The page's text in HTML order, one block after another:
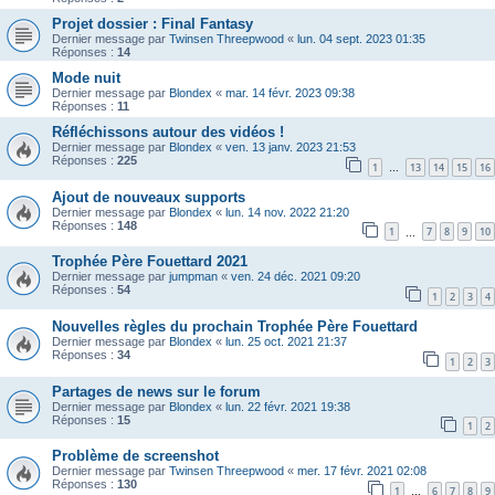
Projet dossier : Final Fantasy
Dernier message par Twinsen Threepwood « lun. 04 sept. 2023 01:35
Réponses : 14
Mode nuit
Dernier message par Blondex « mar. 14 févr. 2023 09:38
Réponses : 11
Réfléchissons autour des vidéos !
Dernier message par Blondex « ven. 13 janv. 2023 21:53
Réponses : 225 1 … 13 14 15 16
Ajout de nouveaux supports
Dernier message par Blondex « lun. 14 nov. 2022 21:20
Réponses : 148 1 7 8 9 10
Trophée Père Fouettard 2021
Dernier message par jumpman « ven. 24 déc. 2021 09:20
Réponses : 54 1 2 3 4
Nouvelles règles du prochain Trophée Père Fouettard
Dernier message par Blondex « lun. 25 oct. 2021 21:37
Réponses : 34 1 2 3
Partages de news sur le forum
Dernier message par Blondex « lun. 22 févr. 2021 19:38
Réponses : 15 1 2
Problème de screenshot
Dernier message par Twinsen Threepwood « mer. 17 févr. 2021 02:08
Réponses : 130 1 … 6 7 8 9